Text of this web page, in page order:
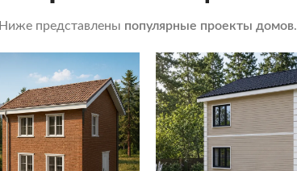
Ниже представлены популярные проекты домов.